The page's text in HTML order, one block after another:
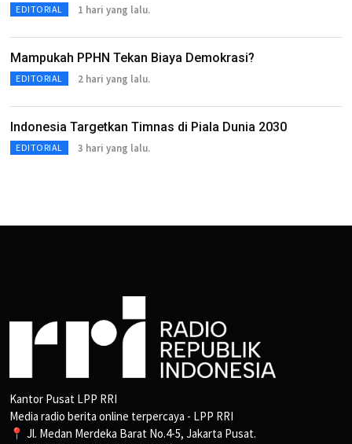
EDITORIAL 1 hari yang lalu.
Mampukah PPHN Tekan Biaya Demokrasi?
EDITORIAL 2 hari yang lalu.
Indonesia Targetkan Timnas di Piala Dunia 2030
EDITORIAL 3 hari yang lalu.
Kantor Pusat LPP RRI
Media radio berita online terpercaya - LPP RRI
📍 Jl. Medan Merdeka Barat No.4-5, Jakarta Pusat.